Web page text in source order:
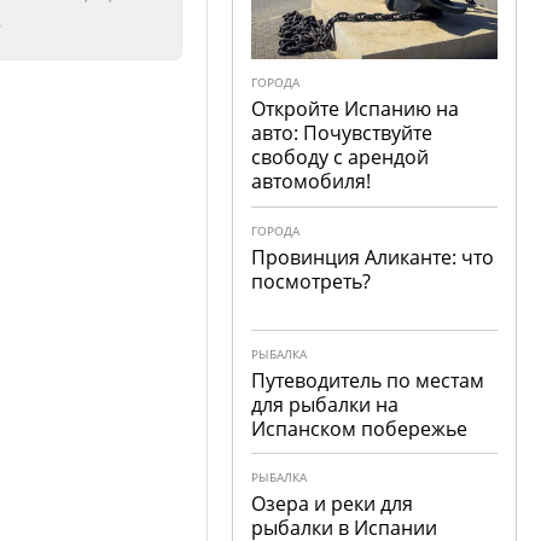
ГОРОДА
Откройте Испанию на
авто: Почувствуйте
свободу с арендой
автомобиля!
ГОРОДА
Провинция Аликанте: что
посмотреть?
РЫБАЛКА
Путеводитель по местам
для рыбалки на
Испанском побережье
РЫБАЛКА
Озера и реки для
рыбалки в Испании